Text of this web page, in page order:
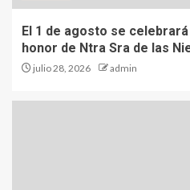
El 1 de agosto se
honor de Ntra Sra de las
julio 28, 2026 admin